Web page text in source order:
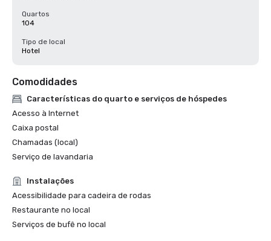
Quartos
104
Tipo de local
Hotel
Comodidades
Características do quarto e serviços de hóspedes
Acesso à Internet
Caixa postal
Chamadas (local)
Serviço de lavandaria
Instalações
Acessibilidade para cadeira de rodas
Restaurante no local
Serviços de bufê no local